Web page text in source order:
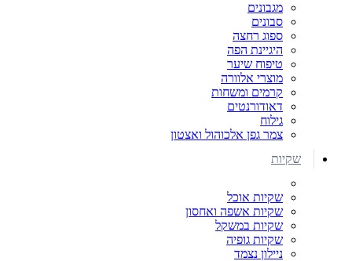
מגבונים
סבונים
ספוג רחצה
היגיינת הפה
טיפוח שיער
מוצרי אלוורה
קרמים ומשחות
דאודורנטים
גילוח
צמר גפן אלכוהול ואצטון
שקיות
שקיות אוכל
שקיות אשפה ואחסון
שקיות במשקל
שקיות גופיה
ניילון נצמד